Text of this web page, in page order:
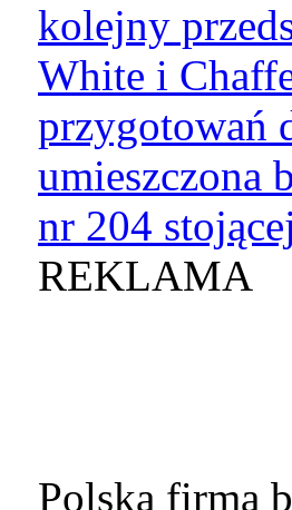
kolejny
White i
przygotowań
umieszczona
nr 204
REKLAMA
Polska firma